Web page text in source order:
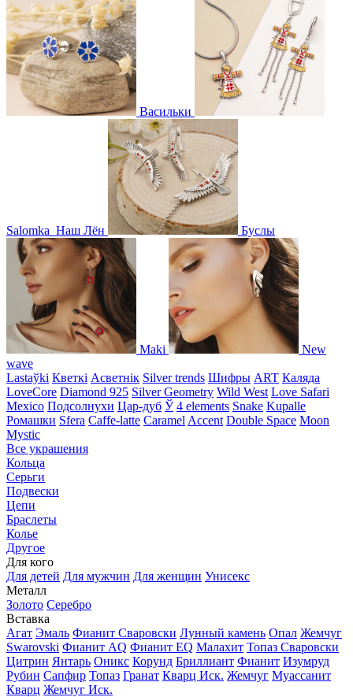
Васильки
Salomka Наш Лён Буслы
Maki
New
wave
Lastaўki Кветкі Асветнiк Silver trends Шифры ART Каляда
LoveCore Diamond 925 Silver Geometry Wild West Love Safari
Mexico Подсолнухи Цар-дуб Ў 4 elements Snake Kupalle
Ромашки Sfera Caffe-latte Caramel Accent Double Space Moon
Mystic
Все украшения
Кольца
Серьги
Подвески
Цепи
Браслеты
Колье
Другое
Для кого
Для детей Для мужчин Для женщин Унисекс
Металл
Золото Серебро
Вставка
Агат Эмаль Фианит Сваровски Лунный камень Опал Жемчуг
Swarovski Фианит AQ Фианит EQ Малахит Топаз Сваровски
Цитрин Янтарь Оникс Корунд Бриллиант Фианит Изумруд
Рубин Сапфир Топаз Гранат Кварц Иск. Жемчуг Муассанит
Кварц Жемчуг Иск.